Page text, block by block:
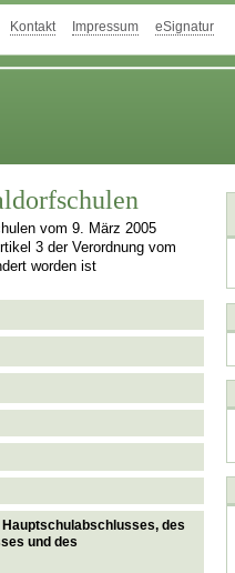
Kontakt Impressum eSignatur
vom 9. März 2005
3 der Verordnung vom
worden ist
des
und des